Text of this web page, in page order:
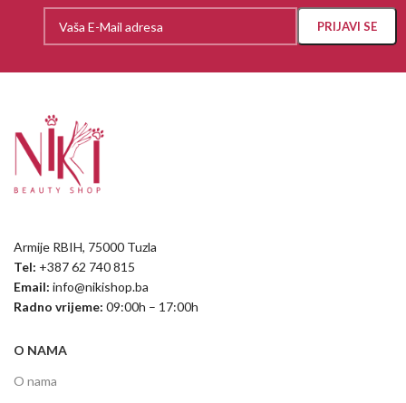
Armije RBIH, 75000 Tuzla
Tel: +387 62 740 815
Email: info@nikishop.ba
Radno vrijeme: 09:00h – 17:00h
O NAMA
O nama